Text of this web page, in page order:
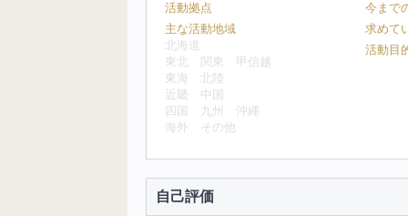
活動拠点
主な活動地域
北海道
東北
関東
甲信越
東海
北陸
近畿
中国
四国
九州
沖縄
海外
その他
今まで
求めて
活動目
自己評価